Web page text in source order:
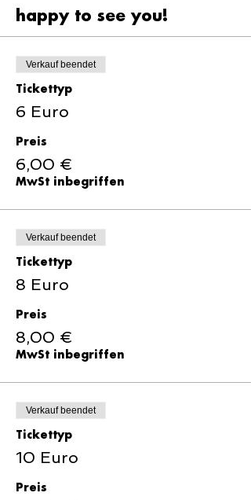
happy to see you!
Verkauf beendet
Tickettyp
6 Euro
Preis
6,00 €
MwSt inbegriffen
Verkauf beendet
Tickettyp
8 Euro
Preis
8,00 €
MwSt inbegriffen
Verkauf beendet
Tickettyp
10 Euro
Preis